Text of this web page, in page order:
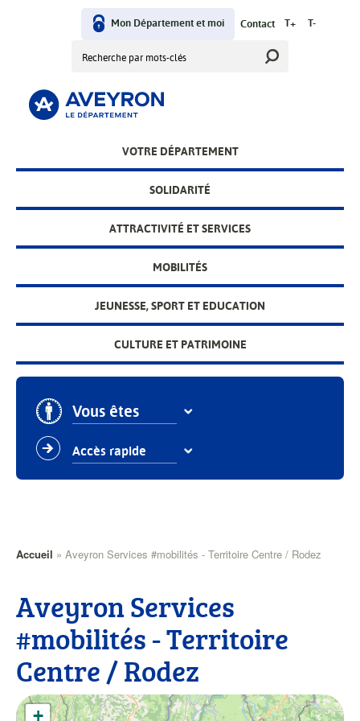
menu
Mon Département et moi Contact T+ T-
VOTRE DÉPARTEMENT
SOLIDARITÉ
ATTRACTIVITÉ ET SERVICES
MOBILITÉS
JEUNESSE, SPORT ET EDUCATION
CULTURE ET PATRIMOINE
Vous êtes
Accès rapide
Fil
d'Ariane
Accueil Aveyron Services #mobilités - Territoire Centre / Rodez
Aveyron Services
#mobilités - Territoire
Centre / Rodez
+